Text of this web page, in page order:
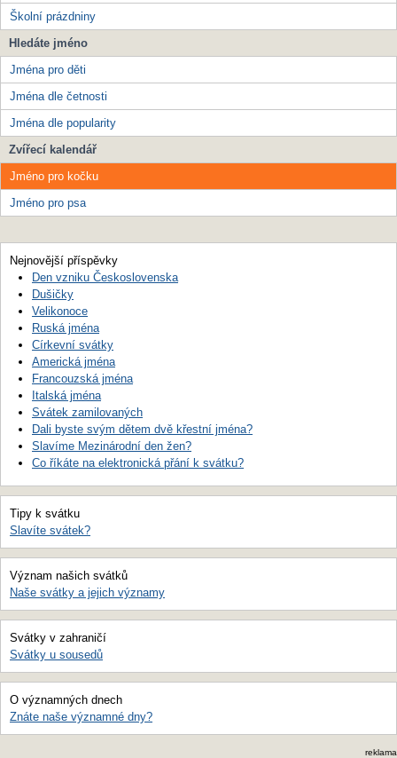
Školní prázdniny
Hledáte jméno
Jména pro děti
Jména dle četnosti
Jména dle popularity
Zvířecí kalendář
Jméno pro kočku
Jméno pro psa
Nejnovější příspěvky
Den vzniku Československa
Dušičky
Velikonoce
Ruská jména
Církevní svátky
Americká jména
Francouzská jména
Italská jména
Svátek zamilovaných
Dali byste svým dětem dvě křestní jména?
Slavíme Mezinárodní den žen?
Co říkáte na elektronická přání k svátku?
Tipy k svátku
Slavíte svátek?
Význam našich svátků
Naše svátky a jejich významy
Svátky v zahraničí
Svátky u sousedů
O významných dnech
Znáte naše významné dny?
reklama